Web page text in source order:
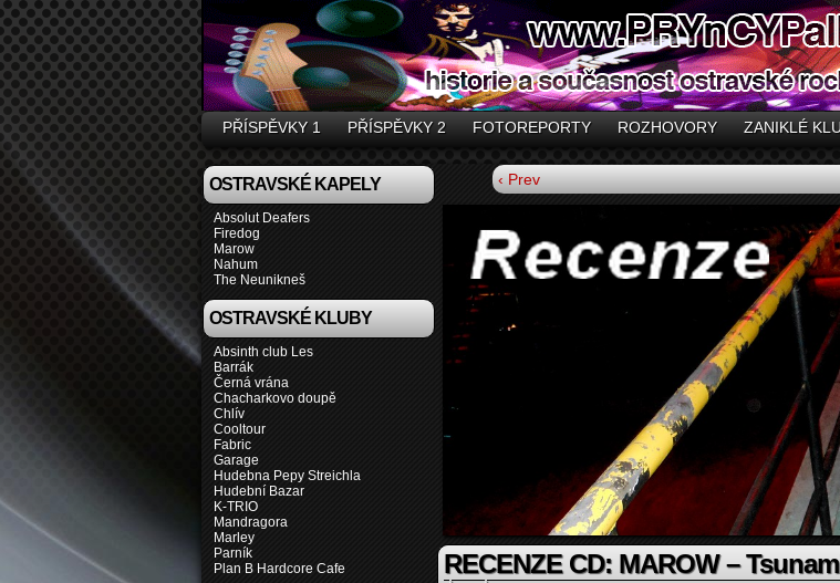
PŘÍSPĚVKY 1 PŘÍSPĚVKY 2 FOTOREPORTY ROZHOVORY ZANIKLÉ
OSTRAVSKÉ KAPELY
Absolut Deafers
Firedog
Marow
Nahum
The Neunikneš
OSTRAVSKÉ KLUBY
Absinth club Les
Barrák
Černá vrána
Chacharkovo doupě
Chlív
Cooltour
Fabric
Garage
Hudebna Pepy Streichla
Hudební Bazar
K-TRIO
Mandragora
Marley
Parník
Plan B Hardcore Cafe
‹ Prev
RECENZE CD: MAROW –